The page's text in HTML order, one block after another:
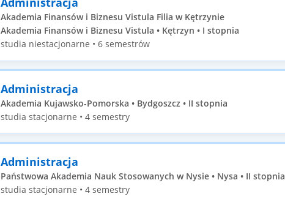
Akademia Finansów i Biznesu Vistula Filia w Kętrzynie
Akademia Finansów i Biznesu Vistula • Kętrzyn • I stopnia
studia niestacjonarne • 6 semestrów
Administracja
Akademia Kujawsko-Pomorska • Bydgoszcz • II stopnia
studia stacjonarne • 4 semestry
Administracja
Państwowa Akademia Nauk Stosowanych w Nysie • Nysa • II stopnia
studia stacjonarne • 4 semestry